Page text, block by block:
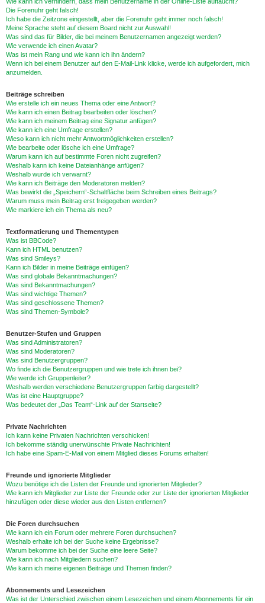
Die Forenuhr geht falsch!
Ich habe die Zeitzone eingestellt, aber die Forenuhr geht immer noch falsch!
Meine Sprache steht auf diesem Board nicht zur Auswahl!
Was sind das für Bilder, die bei meinem Benutzernamen angezeigt werden?
Wie verwende ich einen Avatar?
Was ist mein Rang und wie kann ich ihn ändern?
Wenn ich bei einem Benutzer auf den E-Mail-Link klicke, werde ich aufgefordert, mich
anzumelden.
Beiträge schreiben
Wie erstelle ich ein neues Thema oder eine Antwort?
Wie kann ich einen Beitrag bearbeiten oder löschen?
Wie kann ich meinem Beitrag eine Signatur anfügen?
Wie kann ich eine Umfrage erstellen?
Wieso kann ich nicht mehr Antwortmöglichkeiten erstellen?
Wie bearbeite oder lösche ich eine Umfrage?
Warum kann ich auf bestimmte Foren nicht zugreifen?
Weshalb kann ich keine Dateianhänge anfügen?
Weshalb wurde ich verwarnt?
Wie kann ich Beiträge den Moderatoren melden?
Was bewirkt die „Speichern“-Schaltfläche beim Schreiben eines Beitrags?
Warum muss mein Beitrag erst freigegeben werden?
Wie markiere ich ein Thema als neu?
Textformatierung und Thementypen
Was ist BBCode?
Kann ich HTML benutzen?
Was sind Smileys?
Kann ich Bilder in meine Beiträge einfügen?
Was sind globale Bekanntmachungen?
Was sind Bekanntmachungen?
Was sind wichtige Themen?
Was sind geschlossene Themen?
Was sind Themen-Symbole?
Benutzer-Stufen und Gruppen
Was sind Administratoren?
Was sind Moderatoren?
Was sind Benutzergruppen?
Wo finde ich die Benutzergruppen und wie trete ich ihnen bei?
Wie werde ich Gruppenleiter?
Weshalb werden verschiedene Benutzergruppen farbig dargestellt?
Was ist eine Hauptgruppe?
Was bedeutet der „Das Team“-Link auf der Startseite?
Private Nachrichten
Ich kann keine Privaten Nachrichten verschicken!
Ich bekomme ständig unerwünschte Private Nachrichten!
Ich habe eine Spam-E-Mail von einem Mitglied dieses Forums erhalten!
Freunde und ignorierte Mitglieder
Wozu benötige ich die Listen der Freunde und ignorierten Mitglieder?
Wie kann ich Mitglieder zur Liste der Freunde oder zur Liste der ignorierten Mitglieder
hinzufügen oder diese wieder aus den Listen entfernen?
Die Foren durchsuchen
Wie kann ich ein Forum oder mehrere Foren durchsuchen?
Weshalb erhalte ich bei der Suche keine Ergebnisse?
Warum bekomme ich bei der Suche eine leere Seite?
Wie kann ich nach Mitgliedern suchen?
Wie kann ich meine eigenen Beiträge und Themen finden?
Abonnements und Lesezeichen
Was ist der Unterschied zwischen einem Lesezeichen und einem Abonnements für ein